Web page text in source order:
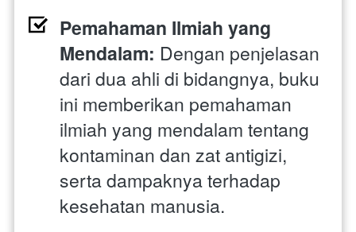
Pemahaman Ilmiah yang
Mendalam: Dengan penjelasan
dari dua ahli di bidangnya, buku
ini memberikan pemahaman
ilmiah yang mendalam tentang
kontaminan dan zat antigizi,
serta dampaknya terhadap
kesehatan manusia.